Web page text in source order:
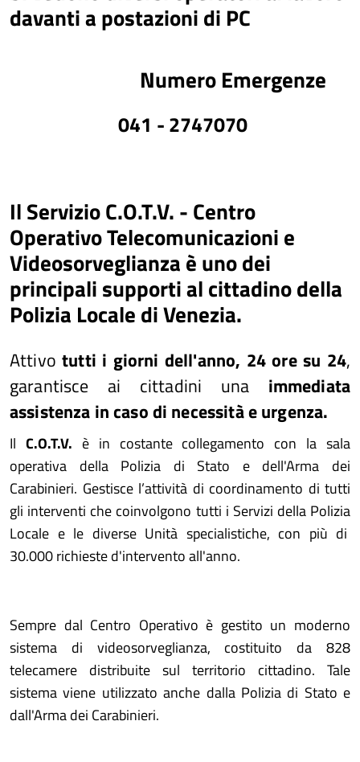
Numero Emergenze
041 - 2747070
Il Servizio C.O.T.V. - Centro
Operativo Telecomunicazioni e
Videosorveglianza è uno dei
principali supporti al cittadino della
Polizia Locale di Venezia.
Attivotutti i giorni dell'anno, 24 ore su 24,
garantisce ai cittadini una immediata
assistenza in caso di necessità e urgenza.
Il C.O.T.V. è in costante collegamento con la sala
operativa della Polizia di Stato e dell'Arma dei
Carabinieri. Gestisce l’attività di coordinamento di tutti
gli interventi che coinvolgono tutti i Servizi della Polizia
Locale e le diverse Unità specialistiche, con più di
30.000 richieste d'intervento all'anno.
Sempre dal Centro Operativo è gestito un moderno
sistema di videosorveglianza, costituito da 828
telecamere distribuite sul territorio cittadino. Tale
sistema viene utilizzato anche dalla Polizia di Stato e
dall'Arma dei Carabinieri.